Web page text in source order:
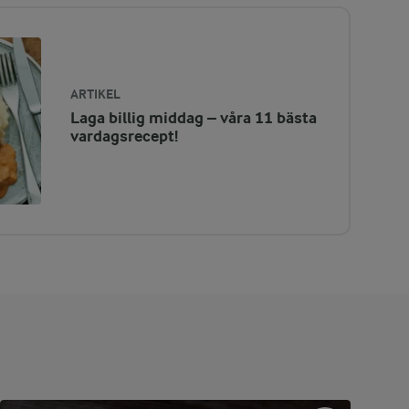
ARTIKEL
Laga billig middag – våra 11 bästa
vardagsrecept!